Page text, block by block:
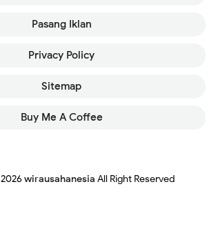
Pasang Iklan
Privacy Policy
Sitemap
Buy Me A Coffee
2026 wirausahanesia All Right Reserved